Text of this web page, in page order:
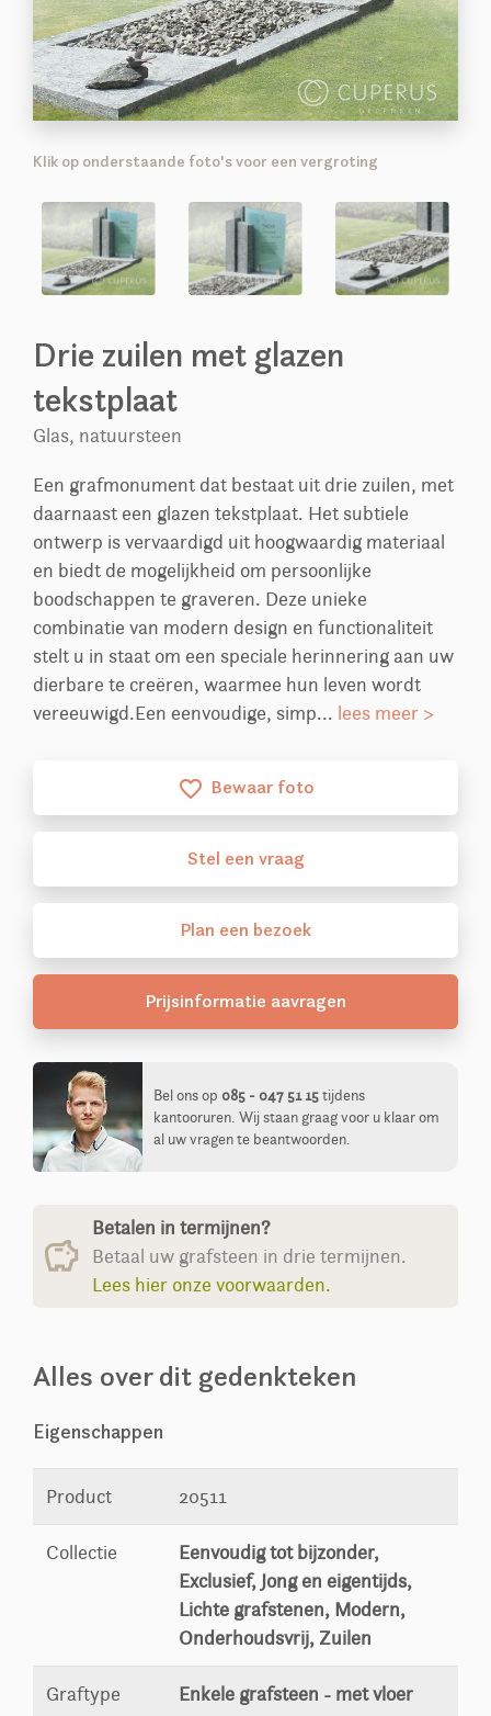
Klik op onderstaande foto's voor een vergroting
Drie zuilen met glazen
tekstplaat
Glas, natuursteen
Een grafmonument dat bestaat uit drie zuilen, met
daarnaast een glazen tekstplaat. Het subtiele
ontwerp is vervaardigd uit hoogwaardig materiaal
en biedt de mogelijkheid om persoonlijke
boodschappen te graveren. Deze unieke
combinatie van modern design en functionaliteit
stelt u in staat om een speciale herinnering aan uw
dierbare te creëren, waarmee hun leven wordt
vereeuwigd.Een eenvoudige, simp... lees meer >
favorite_border Bewaar foto
Stel een vraag
Plan een bezoek
Prijsinformatie aavragen
Bel ons op 085 - 047 51 15tijdens
kantooruren. Wij staan graag voor u klaar om
al uw vragen te beantwoorden.
Betalen in termijnen?
Betaal uw grafsteen in drie termijnen.
Lees hier onze voorwaarden.
Alles over dit gedenkteken
Eigenschappen
Product 20511
Collectie
Eenvoudig tot bijzonder,
Exclusief, Jong en eigentijds,
Lichte grafstenen, Modern,
Onderhoudsvrij, Zuilen
Graftype Enkele grafsteen - met vloer